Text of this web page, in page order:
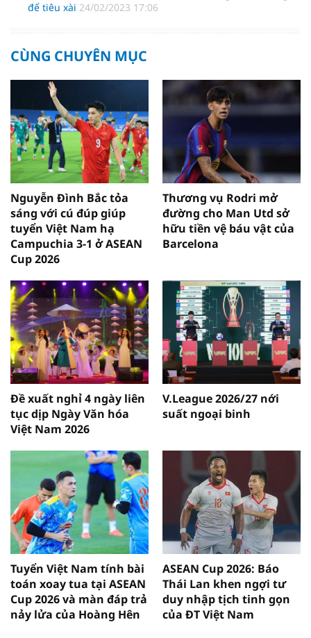
để tiêu xài 24/02/2023 17:06
CÙNG CHUYÊN MỤC
Nguyễn Đình Bắc tỏa
sáng với cú đúp giúp
tuyển Việt Nam hạ
Campuchia 3-1 ở ASEAN
Cup 2026
Thương vụ Rodri mở
đường cho Man Utd sở
hữu tiền vệ báu vật của
Barcelona
Đề xuất nghỉ 4 ngày liên
tục dịp Ngày Văn hóa
Việt Nam 2026
V.League 2026/27 nới
suất ngoại binh
Tuyển Việt Nam tính bài
toán xoay tua tại ASEAN
Cup 2026 và màn đáp trả
nảy lửa của Hoàng Hên
ASEAN Cup 2026: Báo
Thái Lan khen ngợi tư
duy nhập tịch tinh gọn
của ĐT Việt Nam